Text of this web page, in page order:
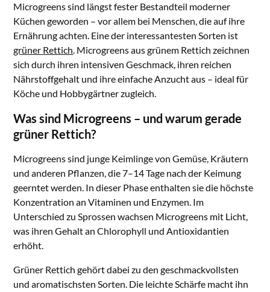
Microgreens sind längst fester Bestandteil moderner
Küchen geworden – vor allem bei Menschen, die auf ihre
Ernährung achten. Eine der interessantesten Sorten ist
grüner Rettich. Microgreens aus grünem Rettich zeichnen
sich durch ihren intensiven Geschmack, ihren reichen
Nährstoffgehalt und ihre einfache Anzucht aus – ideal für
Köche und Hobbygärtner zugleich.
Was sind Microgreens – und warum gerade
grüner Rettich?
Microgreens sind junge Keimlinge von Gemüse, Kräutern
und anderen Pflanzen, die 7–14 Tage nach der Keimung
geerntet werden. In dieser Phase enthalten sie die höchste
Konzentration an Vitaminen und Enzymen. Im
Unterschied zu Sprossen wachsen Microgreens mit Licht,
was ihren Gehalt an Chlorophyll und Antioxidantien
erhöht.
Grüner Rettich gehört dabei zu den geschmackvollsten
und aromatischsten Sorten. Die leichte Schärfe macht ihn